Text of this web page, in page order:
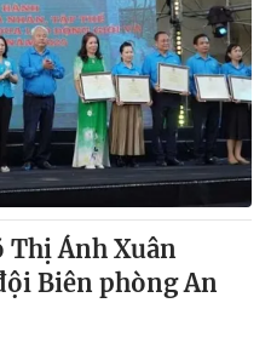
Thị Ánh Xuân
Biên phòng An